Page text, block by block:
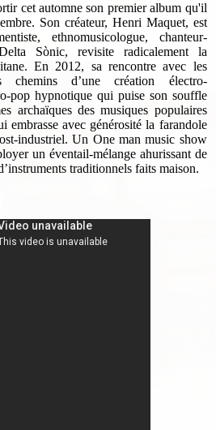
cet automne son premier album qu'il
Son créateur, Henri Maquet, est
ethnomusicologue, chanteur-
Sònic, revisite radicalement la
En 2012, sa rencontre avec les
chemins d’une création électro-
pop hypnotique qui puise son souffle
archaïques des musiques populaires
embrasse avec générosité la farandole
industriel. Un One man music show
un éventail-mélange ahurissant de
traditionnels faits maison.